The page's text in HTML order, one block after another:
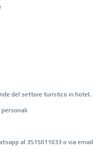
del settore turistico in hotel,
al 3515011033 o via email